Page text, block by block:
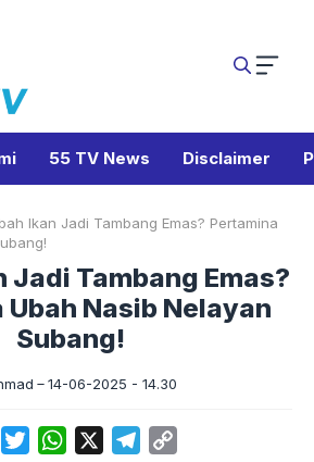
55 TV News Disclaimer
Ikan Jadi Tambang Emas? Pertamina
Jadi Tambang Emas?
Ubah Nasib Nelayan
Subang!
14-06-2025 - 14.30
FacebookTwitterWhatsApp Telegram